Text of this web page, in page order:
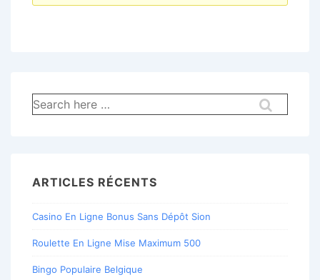
Recherche
pour:
ARTICLES RÉCENTS
Casino En Ligne Bonus Sans Dépôt Sion
Roulette En Ligne Mise Maximum 500
Bingo Populaire Belgique